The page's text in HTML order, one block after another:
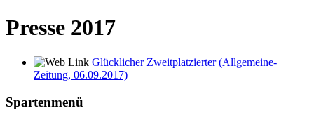
Presse 2017
Glücklicher Zweitplatzierter (Allgemeine-
Zeitung, 06.09.2017)
Spartenmenü